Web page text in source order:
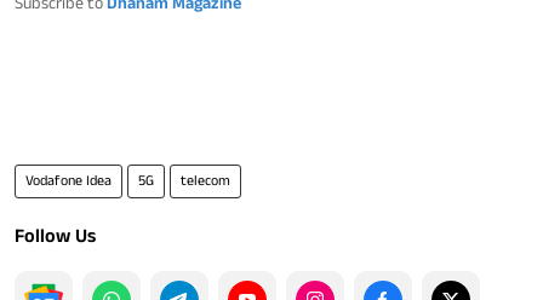
Vodafone Idea 5G telecom
Follow Us